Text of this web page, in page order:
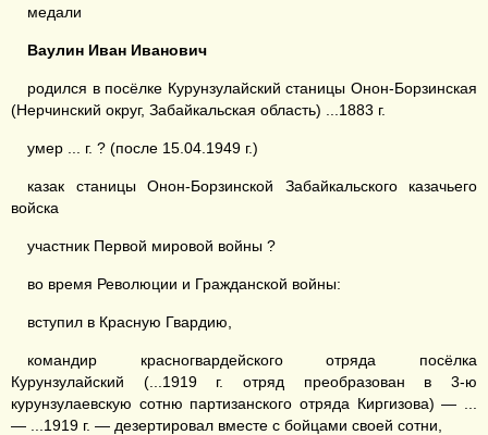
медали
Ваулин Иван Иванович
родился в посёлке Курунзулайский станицы Онон-Борзинская
(Нерчинский округ, Забайкальская область) ...1883 г.
умер ... г. ? (после 15.04.1949 г.)
казак станицы Онон-Борзинской Забайкальского казачьего
войска
участник Первой мировой войны ?
во время Революции и Гражданской войны:
вступил в Красную Гвардию,
командир красногвардейского отряда посёлка
Курунзулайский (...1919 г. отряд преобразован в 3-ю
курунзулаевскую сотню партизанского отряда Киргизова) — ...
— ...1919 г. — дезертировал вместе с бойцами своей сотни,